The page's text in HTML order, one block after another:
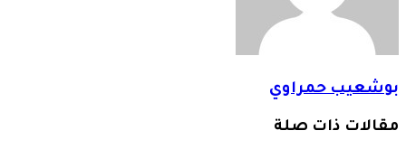
بوشعيب حمراوي
مقالات ذات صلة